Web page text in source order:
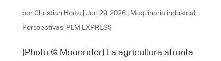
porChristian Horta |Jun 29, 2026| Maquinaria industrial,
Perspectivas, PLM EXPRESS
(Photo © Moonrider) La agricultura afronta